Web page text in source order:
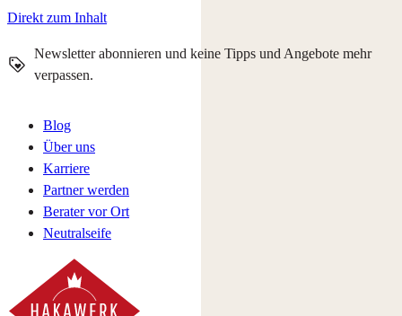
Direkt zum Inhalt
Newsletter abonnieren und keine Tipps und Angebote mehr
verpassen.
Blog
Über uns
Karriere
Partner werden
Berater vor Ort
Neutralseife